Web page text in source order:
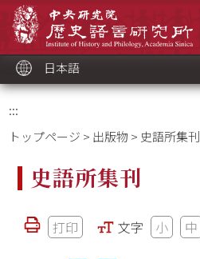
ッ
ク
日本語
:::
トップページ > 出版物 > 史語所集刊
史語所集刊
打印 文字 小 中